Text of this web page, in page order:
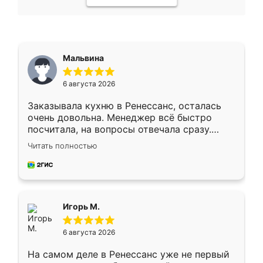
Мальвина
6 августа 2026
Заказывала кухню в Ренессанс, осталась
очень довольна. Менеджер всё быстро
посчитала, на вопросы отвечала сразу.
Замерщик приехал в субботу, подошёл к
делу со всей ответственностью. Собрали
за день, ребята работали аккуратно, даже
Читать полностью
Игорь М.
6 августа 2026
На самом деле в Ренессанс уже не первый